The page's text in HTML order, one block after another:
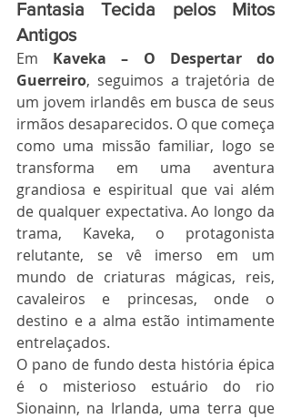
Fantasia Tecida pelos Mitos
Antigos
Em Kaveka – O Despertar do
Guerreiro, seguimos a trajetória de
um jovem irlandês em busca de seus
irmãos desaparecidos. O que começa
como uma missão familiar, logo se
transforma em uma aventura
grandiosa e espiritual que vai além
de qualquer expectativa. Ao longo da
trama, Kaveka, o protagonista
relutante, se vê imerso em um
mundo de criaturas mágicas, reis,
cavaleiros e princesas, onde o
destino e a alma estão intimamente
entrelaçados.
O pano de fundo desta história épica
é o misterioso estuário do rio
Sionainn, na Irlanda, uma terra que